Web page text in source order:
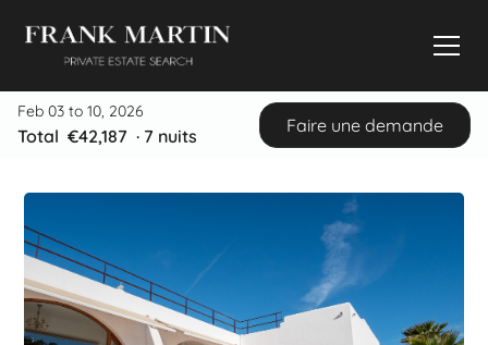
Feb 03 to 10, 2026
Total €42,187 · 7 nuits
Faire une demande